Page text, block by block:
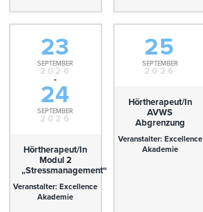
23
SEPTEMBER
2026
-
24
SEPTEMBER
2026
Hörtherapeut/In
Modul 2
„Stressmanagement“
Veranstalter: Excellence
Akademie
25
SEPTEMBER
2026
Hörtherapeut/In
AVWS
Abgrenzung
Veranstalter: Excellence
Akademie